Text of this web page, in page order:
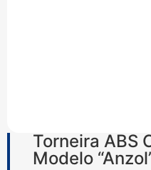
Torneira ABS
Modelo